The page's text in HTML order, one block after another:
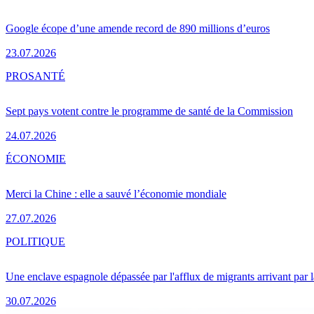
Google écope d’une amende record de 890 millions d’euros
23.07.2026
Sept pays votent contre le programme de santé de la Commission
24.07.2026
PROSANTÉ
Merci la Chine : elle a sauvé l’économie mondiale
27.07.2026
ÉCONOMIE
Une enclave espagnole dépassée par l'afflux de migrants arrivant par
30.07.2026
POLITIQUE